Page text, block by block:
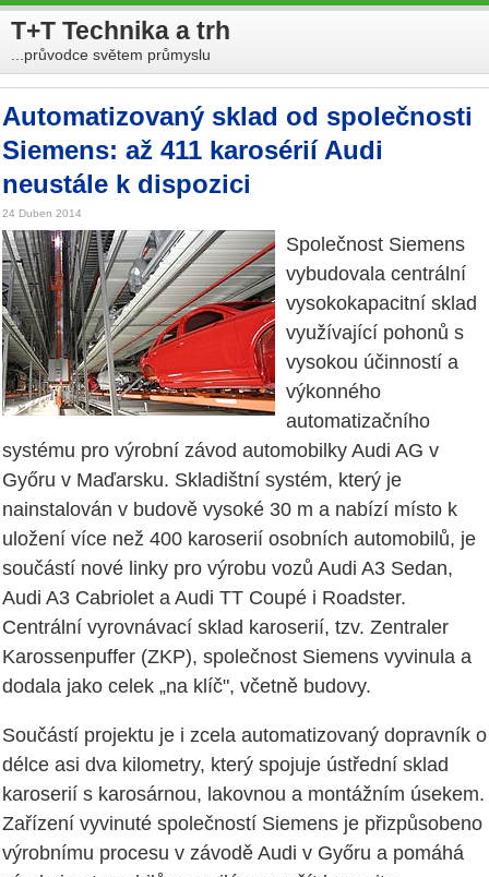
T+T Technika a trh
...průvodce světem průmyslu
Automatizovaný sklad od společnosti
Siemens: až 411 karosérií Audi
neustále k dispozici
24 Duben 2014
Společnost Siemens
vybudovala centrální
vysokokapacitní sklad
využívající pohonů s
vysokou účinností a
výkonného
automatizačního
systému pro výrobní závod automobilky Audi AG v
Győru v Maďarsku. Skladištní systém, který je
nainstalován v budově vysoké 30 m a nabízí místo k
uložení více než 400 karoserií osobních automobilů, je
součástí nové linky pro výrobu vozů Audi A3 Sedan,
Audi A3 Cabriolet a Audi TT Coupé i Roadster.
Centrální vyrovnávací sklad karoserií, tzv. Zentraler
Karossenpuffer (ZKP), společnost Siemens vyvinula a
dodala jako celek „na klíč", včetně budovy.
Součástí projektu je i zcela automatizovaný dopravník o
délce asi dva kilometry, který spojuje ústřední sklad
karoserií s karosárnou, lakovnou a montážním úsekem.
Zařízení vyvinuté společností Siemens je přizpůsobeno
výrobnímu procesu v závodě Audi v Győru a pomáhá